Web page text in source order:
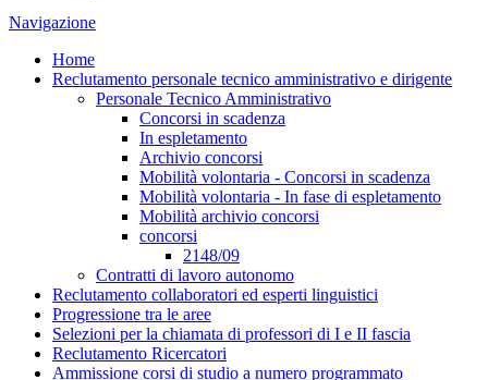
Navigazione
Home
Reclutamento personale tecnico amministrativo e dirigente
Personale Tecnico Amministrativo
Concorsi in scadenza
In espletamento
Archivio concorsi
Mobilità volontaria - Concorsi in scadenza
Mobilità volontaria - In fase di espletamento
Mobilità archivio concorsi
concorsi
2148/09
Contratti di lavoro autonomo
Reclutamento collaboratori ed esperti linguistici
Progressione tra le aree
Selezioni per la chiamata di professori di I e II fascia
Reclutamento Ricercatori
Ammissione corsi di studio a numero programmato